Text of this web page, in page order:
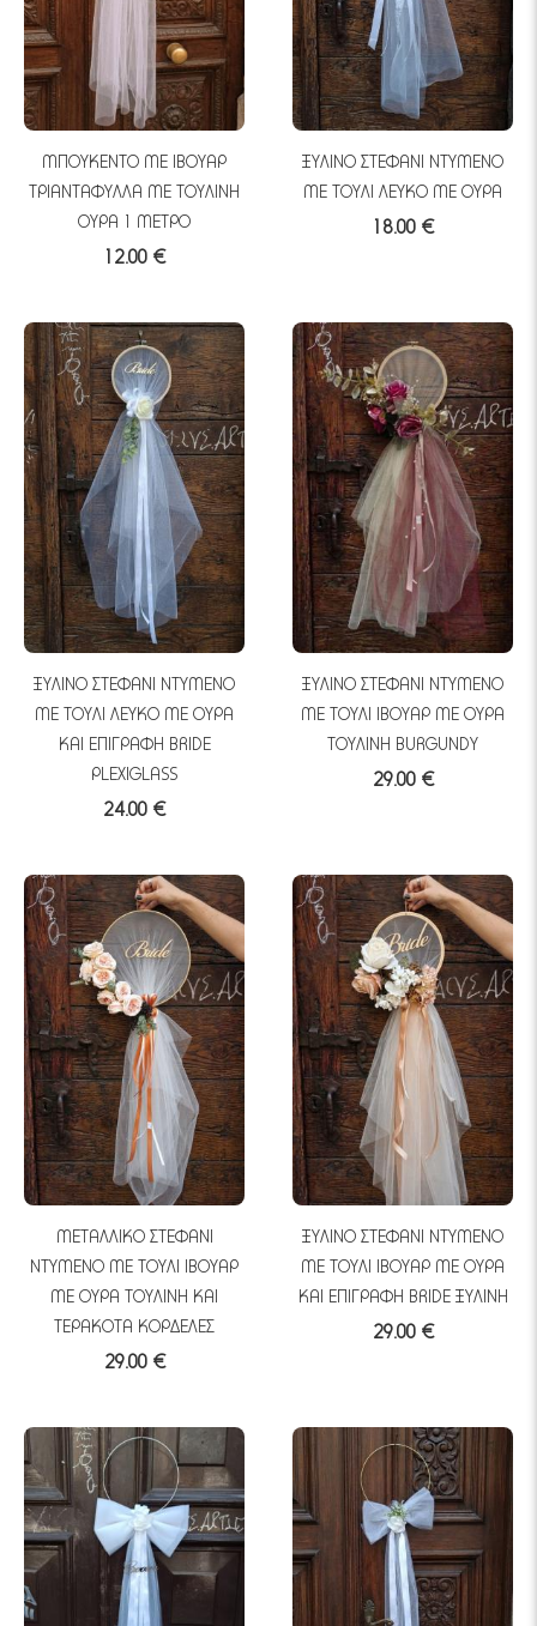
ΜΠΟΥΚΕΝΤΟ ΜΕ ΙΒΟΥΑΡ
ΤΡΙΑΝΤΑΦΥΛΛΑ ΜΕ ΤΟΥΛΙΝΗ
ΟΥΡΑ 1 ΜΕΤΡΟ
12.00 €
ΞΥΛΙΝΟ ΣΤΕΦΑΝΙ ΝΤΥΜΕΝΟ
ΜΕ ΤΟΥΛΙ ΛΕΥΚΟ ΜΕ ΟΥΡΑ
18.00 €
ΞΥΛΙΝΟ ΣΤΕΦΑΝΙ ΝΤΥΜΕΝΟ
ΜΕ ΤΟΥΛΙ ΛΕΥΚΟ ΜΕ ΟΥΡΑ
ΚΑΙ ΕΠΙΓΡΑΦΗ BRIDE
PLEXIGLASS
24.00 €
ΞΥΛΙΝΟ ΣΤΕΦΑΝΙ ΝΤΥΜΕΝΟ
ΜΕ ΤΟΥΛΙ ΙΒΟΥΑΡ ΜΕ ΟΥΡΑ
ΤΟΥΛΙΝΗ BURGUNDY
29.00 €
ΜΕΤΑΛΛΙΚΟ ΣΤΕΦΑΝΙ
ΝΤΥΜΕΝΟ ΜΕ ΤΟΥΛΙ ΙΒΟΥΑΡ
ΜΕ ΟΥΡΑ ΤΟΥΛΙΝΗ ΚΑΙ
ΤΕΡΑΚΟΤΑ ΚΟΡΔΕΛΕΣ
29.00 €
ΞΥΛΙΝΟ ΣΤΕΦΑΝΙ ΝΤΥΜΕΝΟ
ΜΕ ΤΟΥΛΙ ΙΒΟΥΑΡ ΜΕ ΟΥΡΑ
ΚΑΙ ΕΠΙΓΡΑΦΗ BRIDE ΞΥΛΙΝΗ
29.00 €